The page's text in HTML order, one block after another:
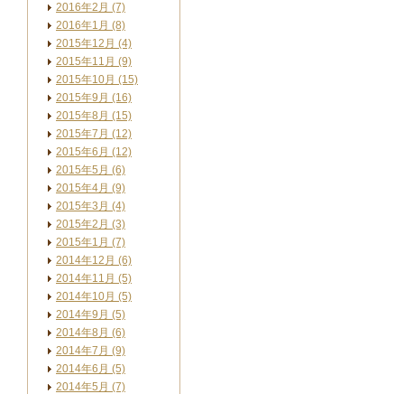
2016年2月 (7)
2016年1月 (8)
2015年12月 (4)
2015年11月 (9)
2015年10月 (15)
2015年9月 (16)
2015年8月 (15)
2015年7月 (12)
2015年6月 (12)
2015年5月 (6)
2015年4月 (9)
2015年3月 (4)
2015年2月 (3)
2015年1月 (7)
2014年12月 (6)
2014年11月 (5)
2014年10月 (5)
2014年9月 (5)
2014年8月 (6)
2014年7月 (9)
2014年6月 (5)
2014年5月 (7)